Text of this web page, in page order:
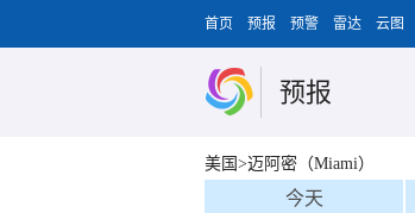
首页 预报 预警 雷达 云图
预报
美国>迈阿密（Miami）
今天